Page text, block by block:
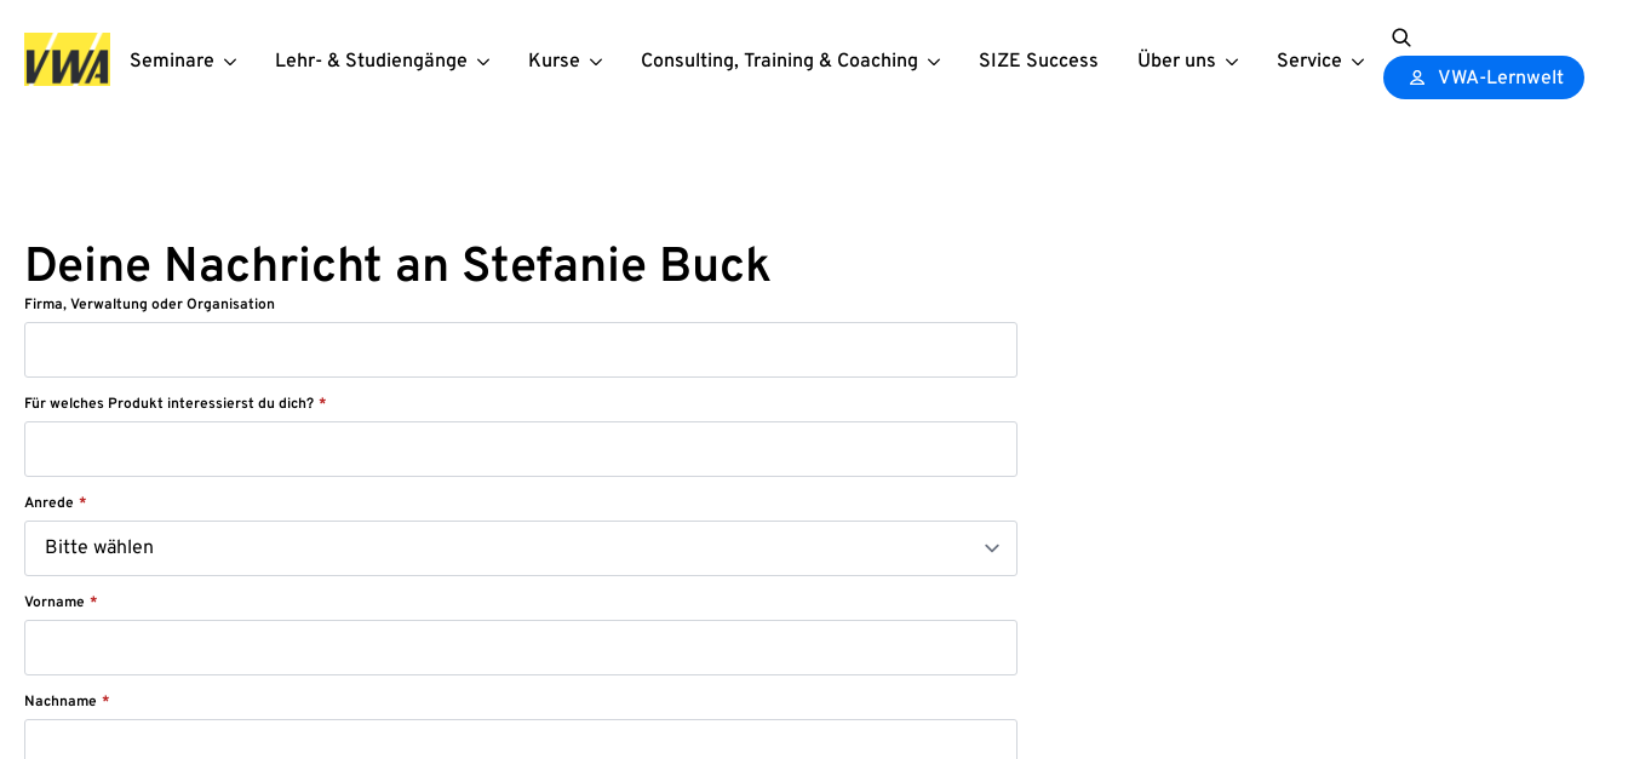
Seminare Lehr- & Studiengänge Kurse Consulting, Training & Coaching SIZE Success Über uns Service
Search
for:
VWA-Lernwelt
Deine Nachricht an Stefanie Buck
Firma, Verwaltung oder Organisation
Für welches Produkt interessierst du dich? *
Anrede *
Vorname *
Nachname *